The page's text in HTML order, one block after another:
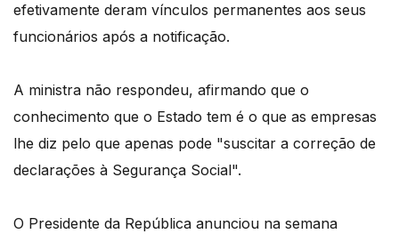
efetivamente deram vínculos permanentes aos seus
funcionários após a notificação.
A ministra não respondeu, afirmando que o
conhecimento que o Estado tem é o que as empresas
lhe diz pelo que apenas pode "suscitar a correção de
declarações à Segurança Social".
O Presidente da República anunciou na semana